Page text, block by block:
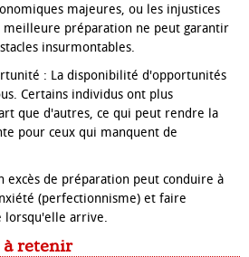
majeures, ou les injustices
meilleure préparation ne peut garantir
insurmontables.
: La disponibilité d'opportunités
Certains individus ont plus
que d'autres, ce qui peut rendre la
pour ceux qui manquent de
excès de préparation peut conduire à
(perfectionnisme) et faire
lorsqu'elle arrive.
à retenir